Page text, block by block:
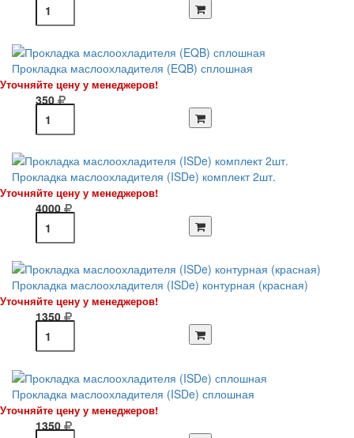
Прокладка маслоохладителя (EQB) сплошная
Уточняйте цену у менеджеров!
350
Прокладка маслоохладителя (ISDe) комплект 2шт.
Уточняйте цену у менеджеров!
4000
Прокладка маслоохладителя (ISDe) контурная (красная)
Уточняйте цену у менеджеров!
1350
Прокладка маслоохладителя (ISDe) сплошная
Уточняйте цену у менеджеров!
1350